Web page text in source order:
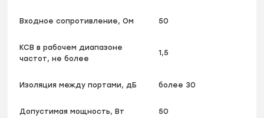
Входное сопротивление, Ом 50
КСВ в рабочем диапазоне
частот, не более
1,5
Изоляция между портами, дБ более 30
Допустимая мощность, Вт 50